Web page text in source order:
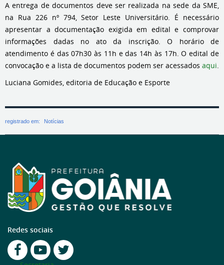
A entrega de documentos deve ser realizada na sede da SME,
na Rua 226 nº 794, Setor Leste Universitário. É necessário
apresentar a documentação exigida em edital e comprovar
informações dadas no ato da inscrição. O horário de
atendimento é das 07h30 às 11h e das 14h às 17h. O edital de
convocação e a lista de documentos podem ser acessados aqui.
Luciana Gomides, editoria de Educação e Esporte
registrado em: Notícias
Redes sociais